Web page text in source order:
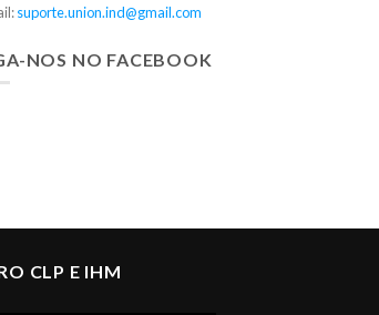
suporte.union.ind@gmail.com
NOS NO FACEBOOK
CLP E IHM